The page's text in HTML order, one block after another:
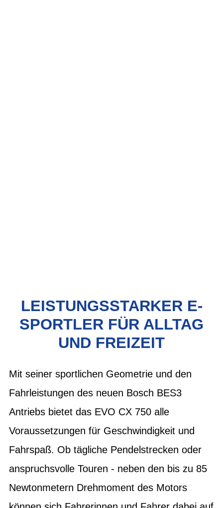
LEISTUNGSSTARKER E-
SPORTLER FÜR ALLTAG
UND FREIZEIT
Mit seiner sportlichen Geometrie und den
Fahrleistungen des neuen Bosch BES3
Antriebs bietet das EVO CX 750 alle
Voraussetzungen für Geschwindigkeit und
Fahrspaß. Ob tägliche Pendelstrecken oder
anspruchsvolle Touren - neben den bis zu 85
Newtonmetern Drehmoment des Motors